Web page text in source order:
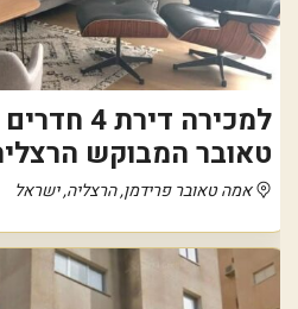
למכירה
טאובר המבוקש
אמה טאובר פרידמן, הרצליה, ישראל